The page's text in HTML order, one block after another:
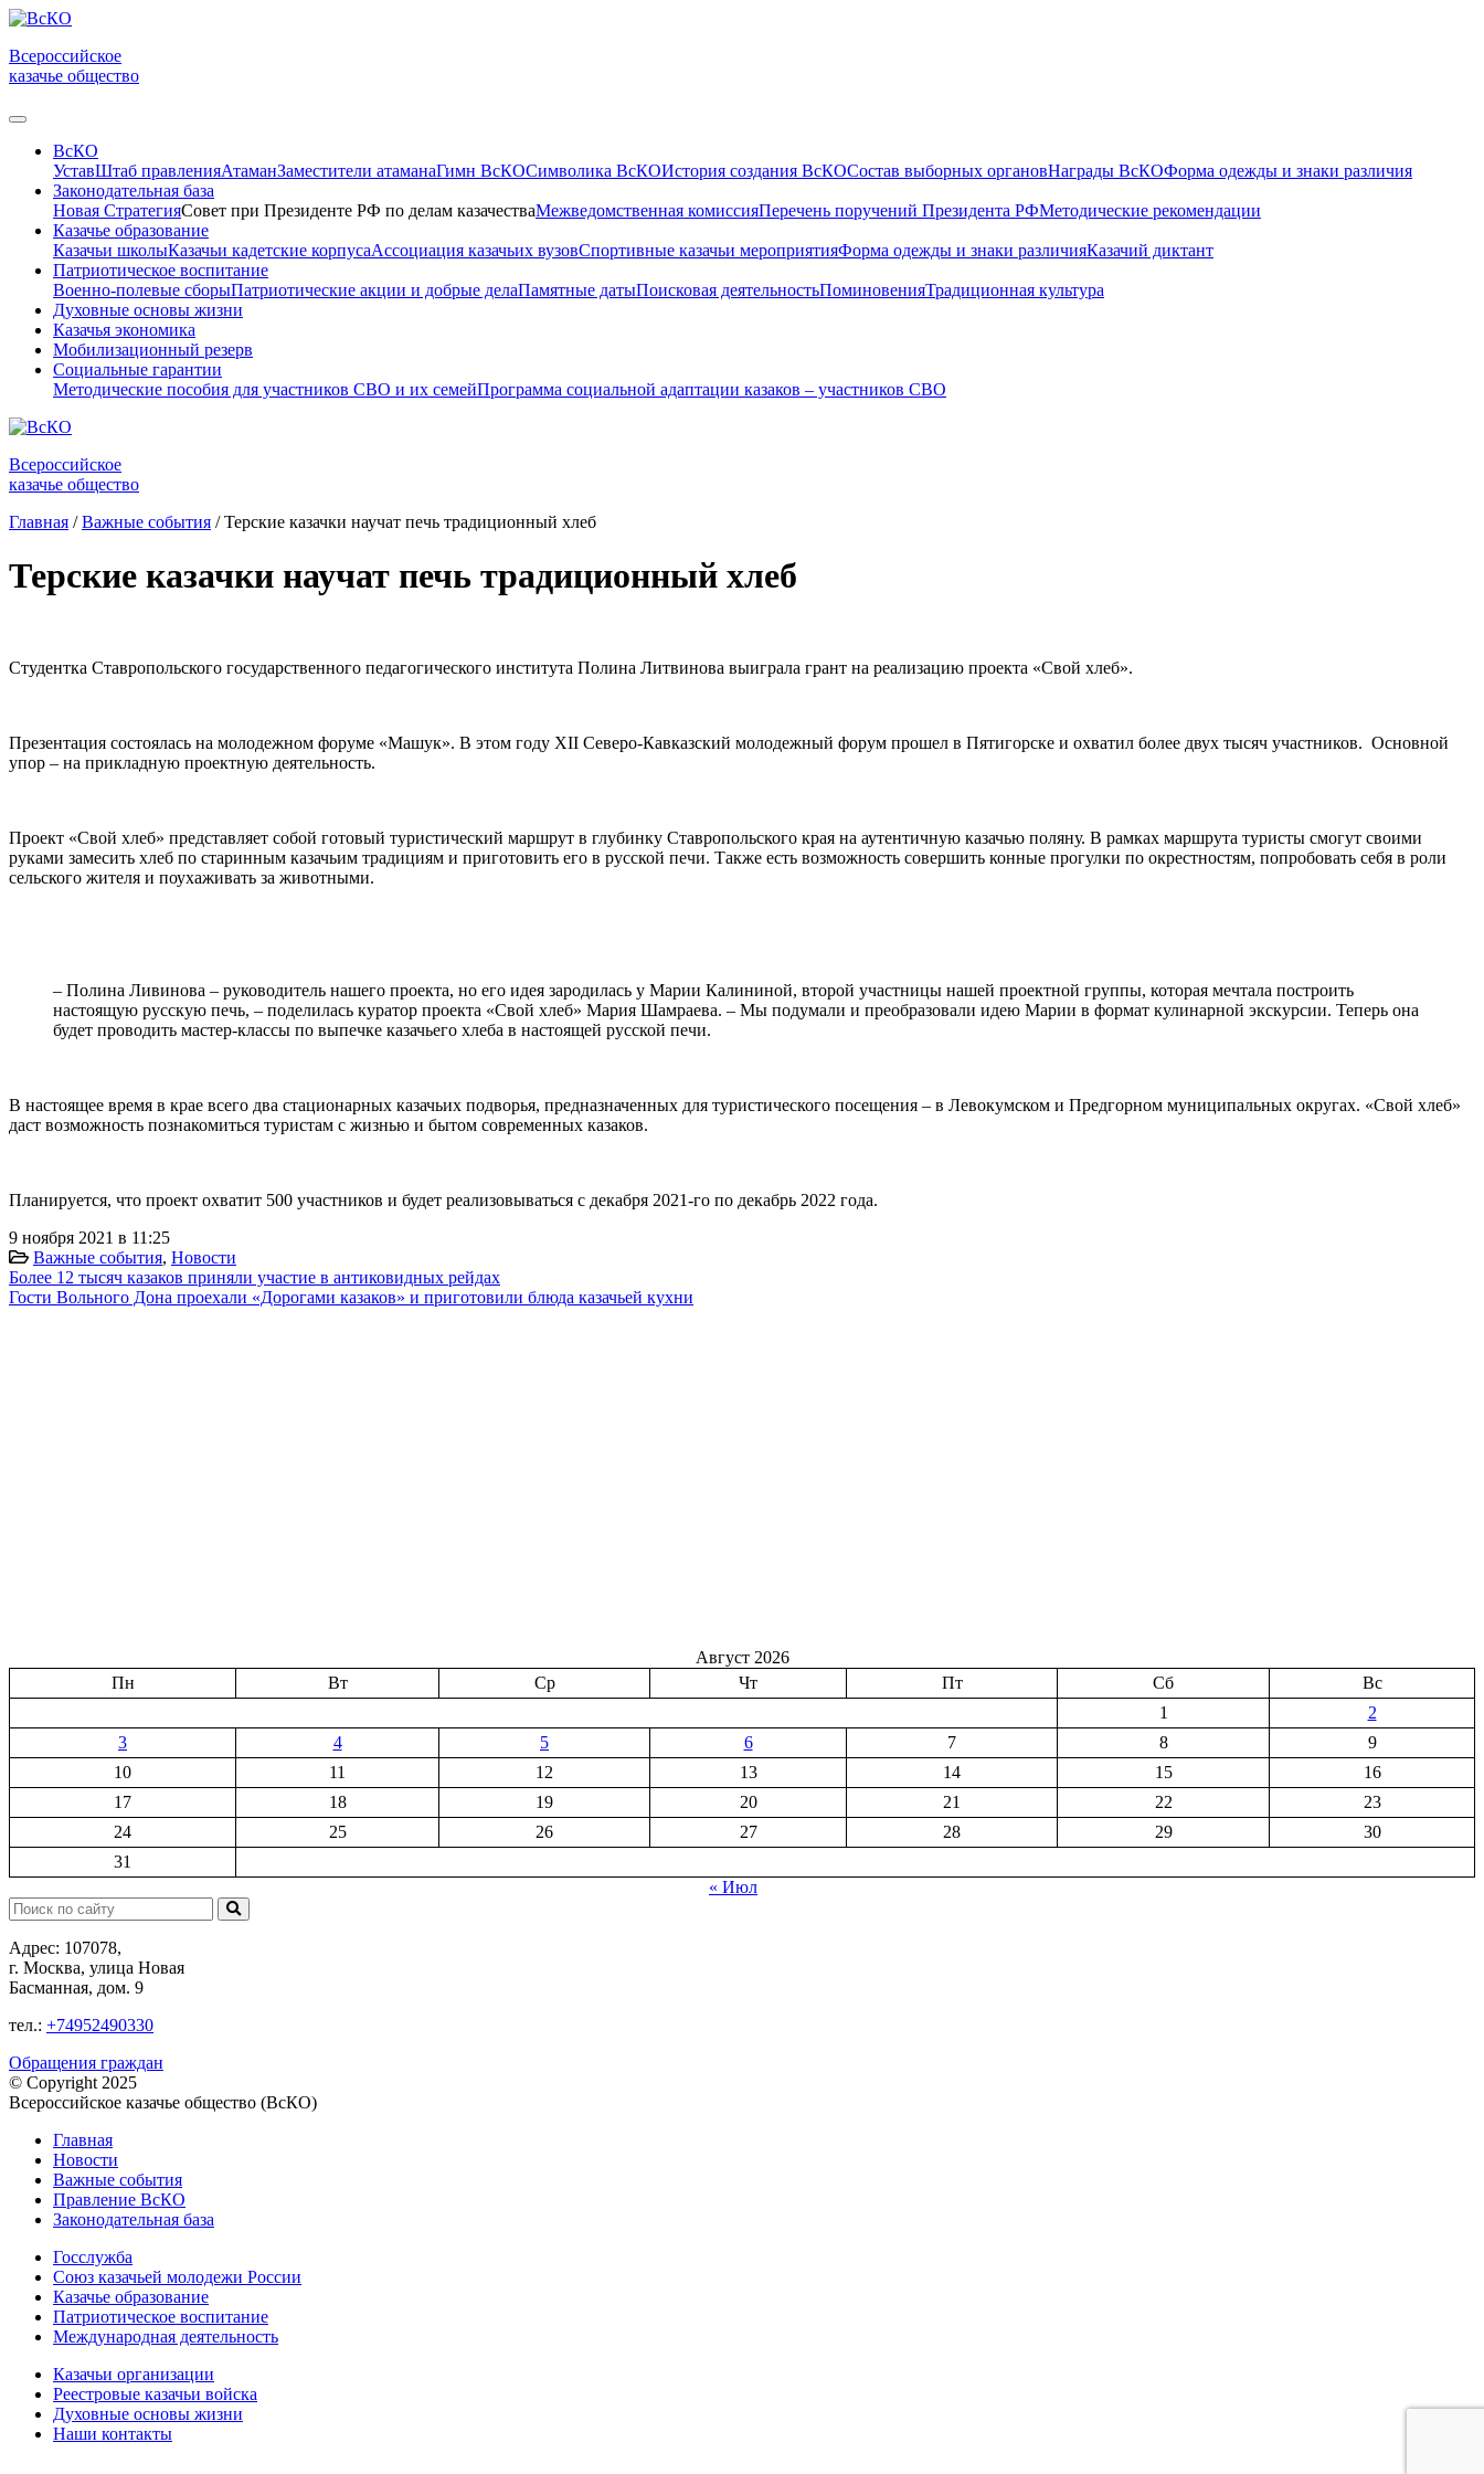
Всероссийское
казачье общество
ВсКО
УставШтаб правленияАтаманЗаместители атаманаГимн ВсКОСимволика ВсКОИстория создания ВсКОСостав выборных органовНаграды ВсКОФорма одежды и знаки различия
Законодательная база
Новая СтратегияСовет при Президенте РФ по делам казачестваМежведомственная комиссияПеречень поручений Президента РФМетодические рекомендации
Казачье образование
Казачьи школыКазачьи кадетские корпусаАссоциация казачьих вузовСпортивные казачьи мероприятияФорма одежды и знаки различияКазачий диктант
Патриотическое воспитание
Военно-полевые сборыПатриотические акции и добрые делаПамятные датыПоисковая деятельностьПоминовенияТрадиционная культура
Духовные основы жизни
Казачья экономика
Мобилизационный резерв
Социальные гарантии
Методические пособия для участников СВО и их семейПрограмма социальной адаптации казаков – участников СВО
Всероссийское
казачье общество
Главная / Важные события / Терские казачки научат печь традиционный хлеб
Терские казачки научат печь традиционный хлеб
Студентка Ставропольского государственного педагогического института Полина Литвинова выиграла грант на реализацию проекта «Свой хлеб».
Презентация состоялась на молодежном форуме «Машук». В этом году XII Северо-Кавказский молодежный форум прошел в Пятигорске и охватил более двух тысяч участников. Основной
упор – на прикладную проектную деятельность.
Проект «Свой хлеб» представляет собой готовый туристический маршрут в глубинку Ставропольского края на аутентичную казачью поляну. В рамках маршрута туристы смогут своими
руками замесить хлеб по старинным казачьим традициям и приготовить его в русской печи. Также есть возможность совершить конные прогулки по окрестностям, попробовать себя в роли
сельского жителя и поухаживать за животными.
– Полина Ливинова – руководитель нашего проекта, но его идея зародилась у Марии Калининой, второй участницы нашей проектной группы, которая мечтала построить
настоящую русскую печь, – поделилась куратор проекта «Свой хлеб» Мария Шамраева. – Мы подумали и преобразовали идею Марии в формат кулинарной экскурсии. Теперь она
будет проводить мастер-классы по выпечке казачьего хлеба в настоящей русской печи.
В настоящее время в крае всего два стационарных казачьих подворья, предназначенных для туристического посещения – в Левокумском и Предгорном муниципальных округах. «Свой хлеб»
даст возможность познакомиться туристам с жизнью и бытом современных казаков.
Планируется, что проект охватит 500 участников и будет реализовываться с декабря 2021-го по декабрь 2022 года.
9 ноября 2021 в 11:25
Важные события, Новости
Более 12 тысяч казаков приняли участие в антиковидных рейдах
Гости Вольного Дона проехали «Дорогами казаков» и приготовили блюда казачьей кухни
Август 2026
Пн
Вт Ср Чт Пт Сб
Вс
1
2
3
4 5 6 7 8
9
10
11 12 13 14 15
16
17
18 19 20 21 22
23
24
25 26 27 28 29
30
31
« Июл
Поиск:
Адрес: 107078,
г. Москва, улица Новая
Басманная, дом. 9
тел.: +74952490330
Обращения граждан
© Copyright 2025
Всероссийское казачье общество (ВсКО)
Главная
Новости
Важные события
Правление ВсКО
Законодательная база
Госслужба
Союз казачьей молодежи России
Казачье образование
Патриотическое воспитание
Международная деятельность
Казачьи организации
Реестровые казачьи войска
Духовные основы жизни
Наши контакты